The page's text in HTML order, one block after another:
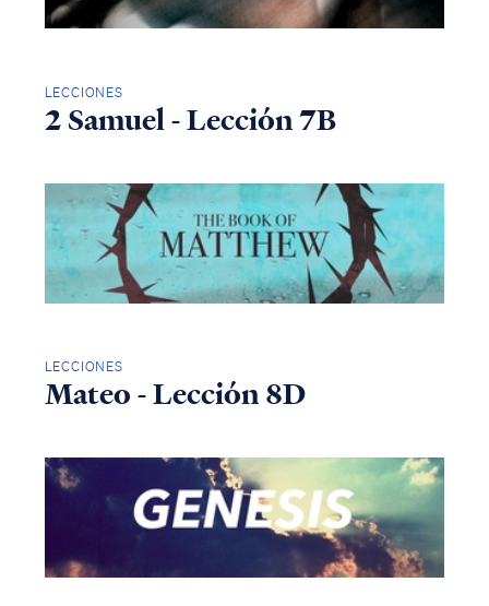
LECCIONES
2 Samuel - Lección 7B
LECCIONES
Mateo - Lección 8D